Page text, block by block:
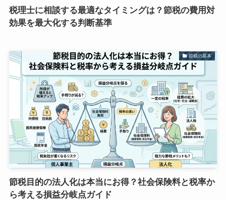
税理士に相談する最適なタイミングは？節税の費用対
効果を最大化する判断基準
節税の基本
節税目的の法人化は本当にお得？社会保険料と税率か
ら考える損益分岐点ガイド